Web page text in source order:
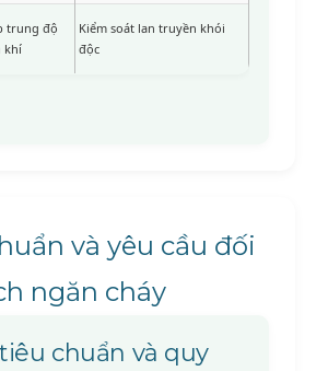
trung độ
khí
Kiểm soát lan truyền khói
độc
và yêu cầu đối
ngăn cháy
tiêu chuẩn và quy